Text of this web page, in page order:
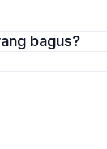
bagus?